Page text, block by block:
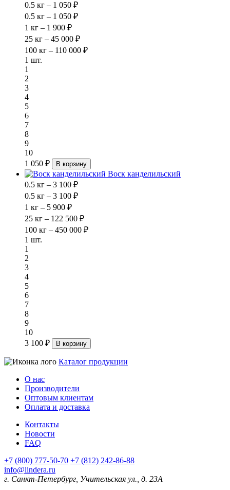
0.5 кг – 1 050 ₽
0.5 кг – 1 050 ₽
1 кг – 1 900 ₽
25 кг – 45 000 ₽
100 кг – 110 000 ₽
1 шт.
1
2
3
4
5
6
7
8
9
10
1 050 ₽
В корзину
Воск канделильский
0.5 кг – 3 100 ₽
0.5 кг – 3 100 ₽
1 кг – 5 900 ₽
25 кг – 122 500 ₽
100 кг – 450 000 ₽
1 шт.
1
2
3
4
5
6
7
8
9
10
3 100 ₽
В корзину
Каталог продукции
О нас
Производители
Оптовым клиентам
Оплата и доставка
Контакты
Новости
FAQ
+7 (800) 777-50-70 +7 (812) 242-86-88
info@lindera.ru
г. Санкт-Петербург, Учительская ул., д. 23А